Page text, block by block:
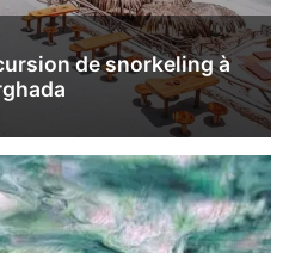
de snorkeling à